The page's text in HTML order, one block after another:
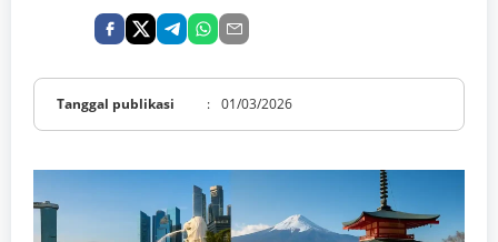
Tanggal publikasi : 01/03/2026